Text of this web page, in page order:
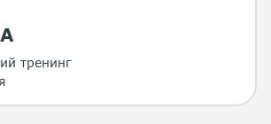
тренинг